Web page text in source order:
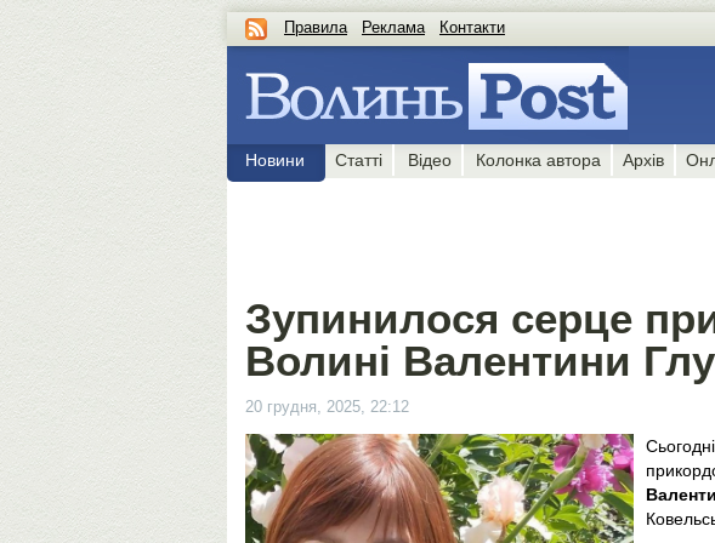
Правила Реклама Контакти
Новини Статті Відео Колонка автора Архів
Зупинилося серце
Волині Валентини
20 грудня, 2025, 22:12